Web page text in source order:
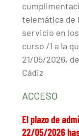
telemática de
servicio en
curso /1 a la
21/05/2026,
Cádiz
ACCESO
El plazo de
22/05/2026